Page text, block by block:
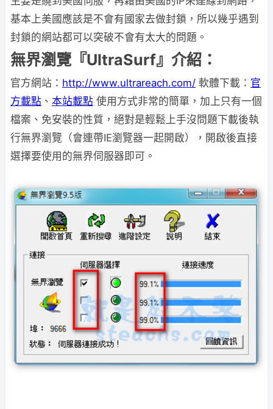
基本上美國應該是不會有國家去做封鎖，所以幾乎遇到
封鎖的網站都可以突破不會有太大的問題。
無界瀏覽『UltraSurf』介紹：
官方網站： http://www.ultrareach.com/ 軟體下載： 官
方載點 、 本站載點 使用方式非常的簡單，加上只有一個
檔案、免安裝的性質，絕對是輕鬆上手沒問題下載後執
行無界瀏覽（會連帶IE瀏覽器一起開啟），開啟後直接
選擇要使用的無界伺服器即可。